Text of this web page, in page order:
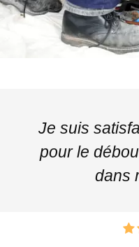
Je suis
pour le
dans